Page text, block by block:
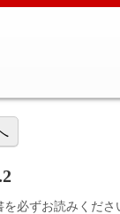
必ずお読みくださ